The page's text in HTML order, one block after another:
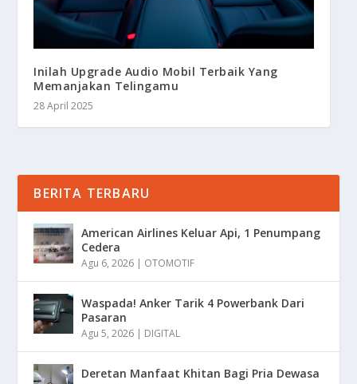
Inilah Upgrade Audio Mobil Terbaik Yang
Memanjakan Telingamu
28 April 2025
BERITA TERBARU
American Airlines Keluar Api, 1 Penumpang
Cedera
Agu 6, 2026 | OTOMOTIF
Waspada! Anker Tarik 4 Powerbank Dari
Pasaran
Agu 5, 2026 | DIGITAL
Deretan Manfaat Khitan Bagi Pria Dewasa